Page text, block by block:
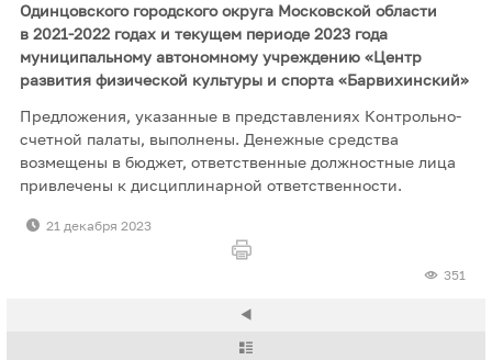
Одинцовского городского округа Московской области
в 2021-2022 годах и текущем периоде 2023 года
муниципальному автономному учреждению «Центр
развития физической культуры и спорта «Барвихинский»
Предложения, указанные в представлениях Контрольно-
счетной палаты, выполнены. Денежные средства
возмещены в бюджет, ответственные должностные лица
привлечены к дисциплинарной ответственности.
21 декабря 2023
351